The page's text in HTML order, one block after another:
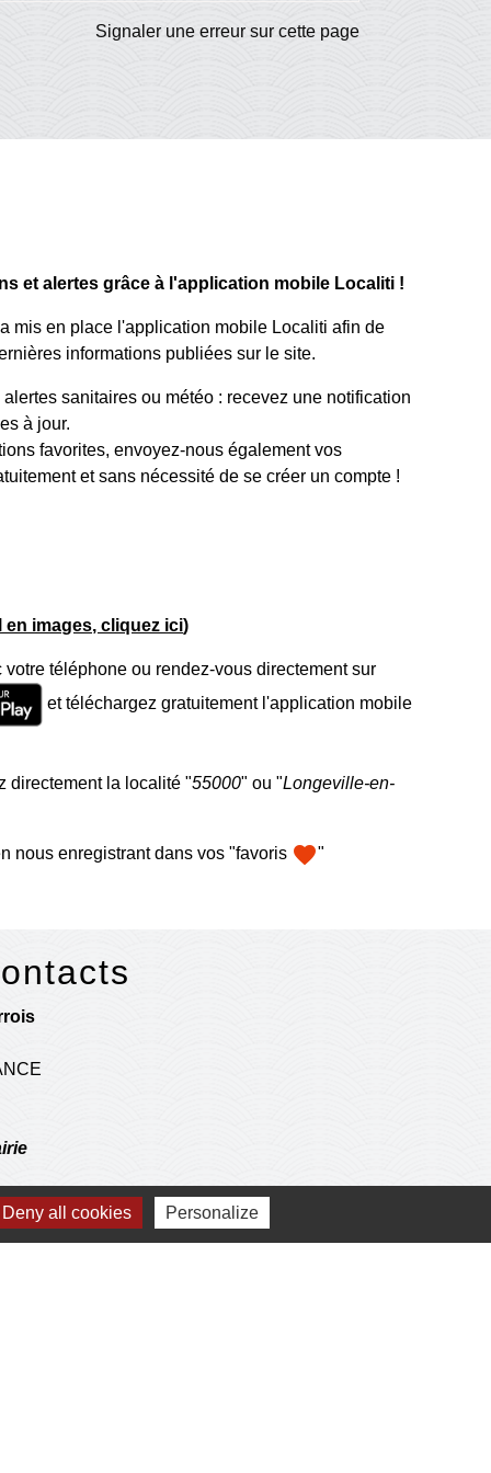
Signaler une erreur sur cette page
et alertes grâce à l'application mobile Localiti !
mis en place l'application mobile Localiti afin de
informations publiées sur le site.
sanitaires ou météo : recevez une notification
à jour.
favorites, envoyez-nous également vos
et sans nécessité de se créer un compte !
en images, cliquez ici)
téléphone ou rendez-vous directement sur
et téléchargez gratuitement l'application mobile
directement la localité "55000" ou "Longeville-en-
nous enregistrant dans vos "favoris favorite"
17h
RDV
all cookies Personalize